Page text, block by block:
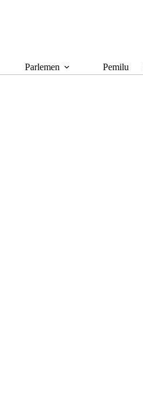
Parlemen Pemilu